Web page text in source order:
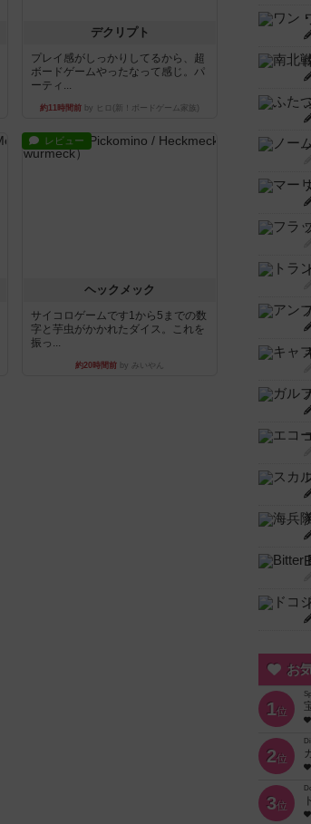
デクリプト
プレイ感がしっかりしてるから、超
ボードゲームやったなって感じ。パ
ーティ...
約11時間前 by ヒロ(新！ボードゲーム家族)
レビュー
ヘックメック
サイコロゲームです1から5までの数
字と芋虫がかかれたダイス。これを
振っ...
約20時間前 by みいやん
お
1位
2位
3位